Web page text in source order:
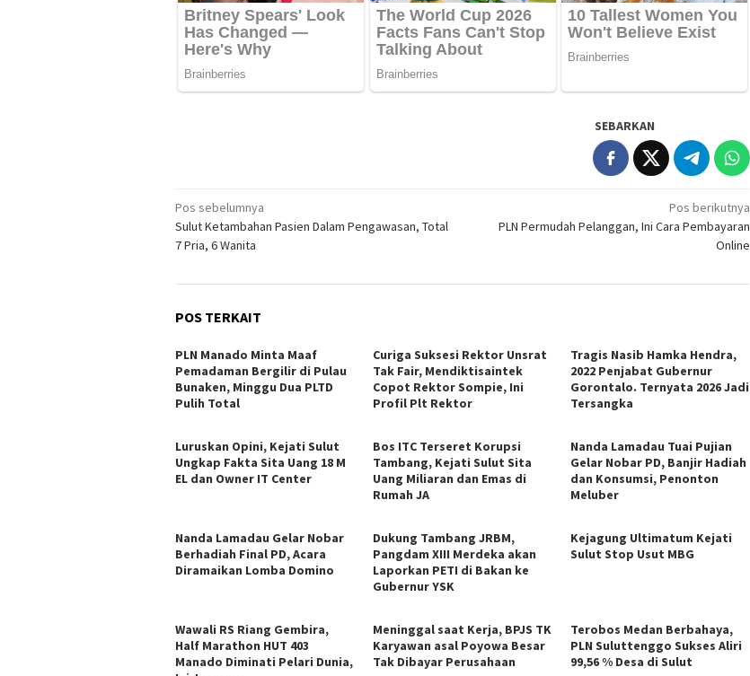
SEBARKAN
Navigasi
pos
Pos sebelumnya
Sulut Ketambahan Pasien Dalam Pengawasan, Total
7 Pria, 6 Wanita
Pos berikutnya
PLN Permudah Pelanggan, Ini Cara Pembayaran
Online
POS TERKAIT
PLN Manado Minta Maaf
Pemadaman Bergilir di Pulau
Bunaken, Minggu Dua PLTD
Pulih Total
Curiga Suksesi Rektor Unsrat
Tak Fair, Mendiktisaintek
Copot Rektor Sompie, Ini
Profil Plt Rektor
Tragis Nasib Hamka Hendra,
2022 Penjabat Gubernur
Gorontalo. Ternyata 2026 Jadi
Tersangka
Luruskan Opini, Kejati Sulut
Ungkap Fakta Sita Uang 18 M
EL dan Owner IT Center
Bos ITC Terseret Korupsi
Tambang, Kejati Sulut Sita
Uang Miliaran dan Emas di
Rumah JA
Nanda Lamadau Tuai Pujian
Gelar Nobar PD, Banjir Hadiah
dan Konsumsi, Penonton
Meluber
Nanda Lamadau Gelar Nobar
Berhadiah Final PD, Acara
Diramaikan Lomba Domino
Dukung Tambang JRBM,
Pangdam XIII Merdeka akan
Laporkan PETI di Bakan ke
Gubernur YSK
Kejagung Ultimatum Kejati
Sulut Stop Usut MBG
Wawali RS Riang Gembira,
Half Marathon HUT 403
Manado Diminati Pelari Dunia,
Meninggal saat Kerja, BPJS TK
Karyawan asal Poyowa Besar
Tak Dibayar Perusahaan
Terobos Medan Berbahaya,
PLN Suluttenggo Sukses Aliri
99,56 % Desa di Sulut